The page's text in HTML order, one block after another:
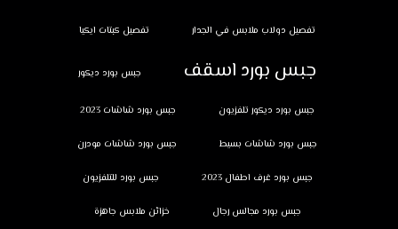
تفصيل دولاب ملابس في الجدار تفصيل كبتات ايكيا
جبس بورد اسقف جبس بورد ديكور
جبس بورد ديكور تلفزيون جبس بورد شاشات 2023
جبس بورد شاشات بسيط جبس بورد شاشات مودرن
جبس بورد غرف اطفال 2023 جبس بورد للتلفزيون
جبس بورد مجالس رجال خزائن ملابس جاهزة